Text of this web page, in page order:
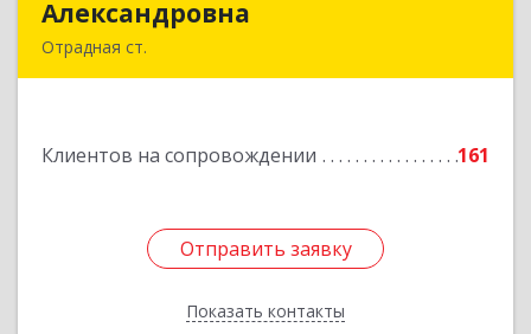
Александровна
Отрадная ст.
Клиентов на сопровождении 161
Отправить заявку
Показать контакты
Подробнее
Отправить заявку
Назад